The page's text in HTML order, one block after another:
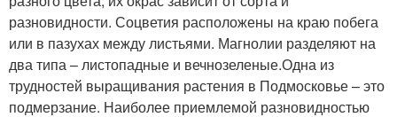
разновидности. Соцветия расположены на краю побега
или в пазухах между листьями. Магнолии разделяют на
два типа – листопадные и вечнозеленые.Одна из
трудностей выращивания растения в Подмосковье – это
подмерзание. Наиболее приемлемой разновидностью